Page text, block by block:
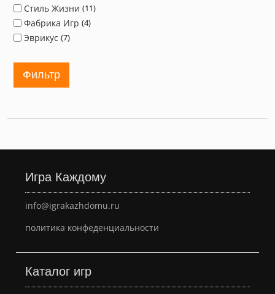
Стиль Жизни 11
Фабрика Игр 4
Эврикус 7
Фильтр
Игра Каждому
info@igrakazhdomu.ru
политика конфеденциальности
Каталог игр